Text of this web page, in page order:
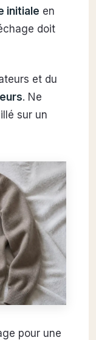
initiale en
doit
et du
. Ne
sur un
pour une